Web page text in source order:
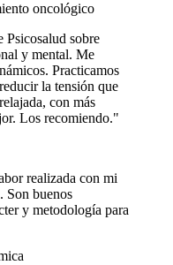
oncológico
Psicosalud sobre
y mental. Me
Practicamos
la tensión que
con más
Los recomiendo."
realizada con mi
Son buenos
y metodología para